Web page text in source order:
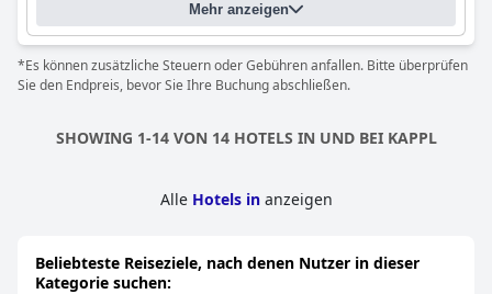
Mehr anzeigen
*Es können zusätzliche Steuern oder Gebühren anfallen. Bitte überprüfen
Sie den Endpreis, bevor Sie Ihre Buchung abschließen.
SHOWING 1-14 VON 14 HOTELS IN UND BEI KAPPL
Alle Hotels in anzeigen
Beliebteste Reiseziele, nach denen Nutzer in dieser
Kategorie suchen: